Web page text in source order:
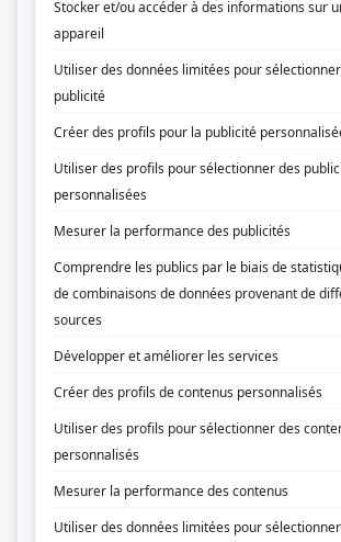
Fiche deQui veut (encore) faire de la politique?sur
Documentaire
Animation
Régis Labeaume
Réalisation
Scénarisation
Érika Reyburn
Production
Mathilde Boucher-McGraw
Mathew Mckinnon
Production exécutive
Benoit Clermont
Nancy Charest